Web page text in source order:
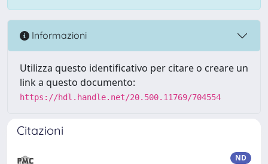
Informazioni
Utilizza questo identificativo per citare o creare un
link a questo documento:
https://hdl.handle.net/20.500.11769/704554
Citazioni
ND